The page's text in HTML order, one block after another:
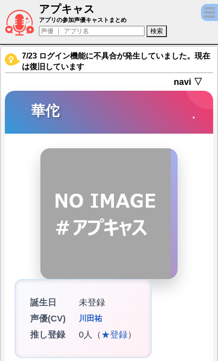
アプキャス
華佗（声優：川田祐)【極三国 -KIWAMI-】キ
アプリの参加声優キャストまとめ
7/23 ログイン機能に不具合が発生していました。現在
は復旧しています
navi ▽
華佗
誕生日
未登録
声優(CV)
川田祐
推し登録 0人（ ★登録）